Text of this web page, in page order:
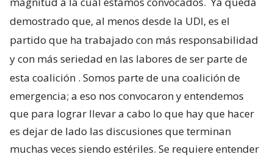
demostrado que, al menos desde la UDI, es el
partido que ha trabajado con más responsabilidad
y con más seriedad en las labores de ser parte de
esta coalición . Somos parte de una coalición de
emergencia; a eso nos convocaron y entendemos
que para lograr llevar a cabo lo que hay que hacer
es dejar de lado las discusiones que terminan
muchas veces siendo estériles. Se requiere entender